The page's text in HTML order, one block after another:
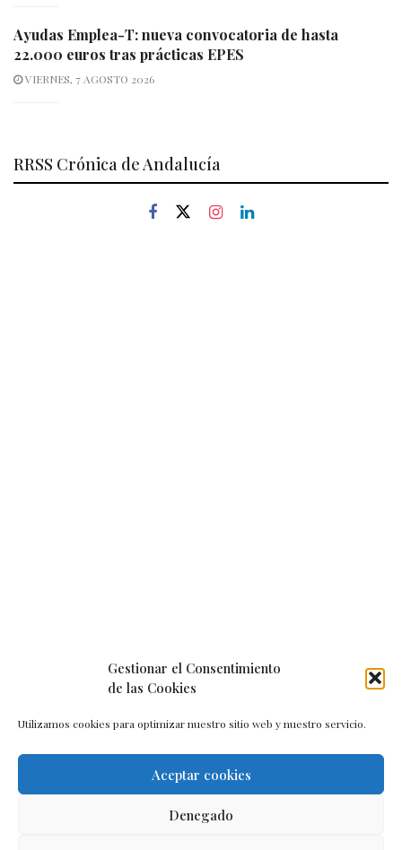
Gestionar el Consentimiento
de las Cookies
Utilizamos cookies para optimizar nuestro sitio web y nuestro servicio.
Aceptar cookies
Denegado
Ayudas Emplea-T: nueva convocatoria de hasta
22.000 euros tras prácticas EPES
VIERNES, 7 AGOSTO 2026
RRSS Crónica de Andalucía
Política de cookies